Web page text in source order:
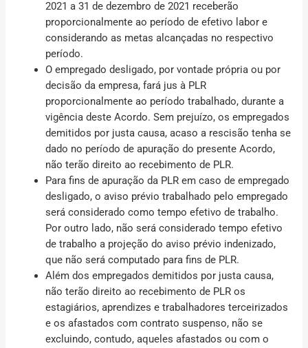
2021 a 31 de dezembro de 2021 receberão
proporcionalmente ao período de efetivo labor e
considerando as metas alcançadas no respectivo
período.
O empregado desligado, por vontade própria ou por
decisão da empresa, fará jus à PLR
proporcionalmente ao período trabalhado, durante a
vigência deste Acordo. Sem prejuízo, os empregados
demitidos por justa causa, acaso a rescisão tenha se
dado no período de apuração do presente Acordo,
não terão direito ao recebimento de PLR.
Para fins de apuração da PLR em caso de empregado
desligado, o aviso prévio trabalhado pelo empregado
será considerado como tempo efetivo de trabalho.
Por outro lado, não será considerado tempo efetivo
de trabalho a projeção do aviso prévio indenizado,
que não será computado para fins de PLR.
Além dos empregados demitidos por justa causa,
não terão direito ao recebimento de PLR os
estagiários, aprendizes e trabalhadores terceirizados
e os afastados com contrato suspenso, não se
excluindo, contudo, aqueles afastados ou com o